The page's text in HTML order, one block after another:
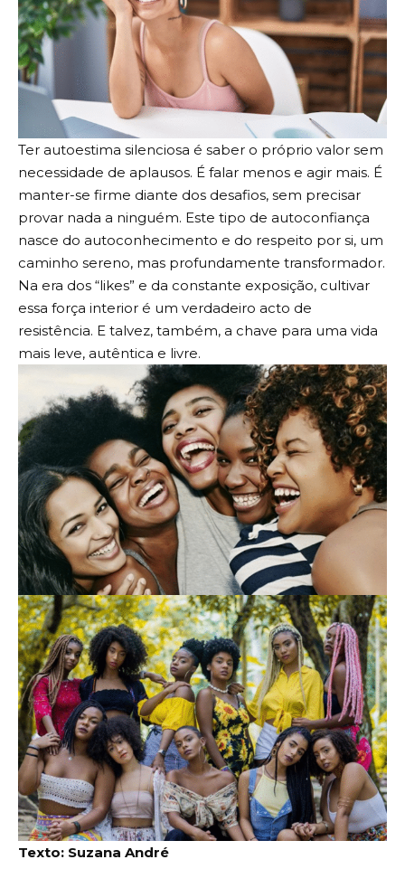
Ter autoestima silenciosa é saber o próprio valor sem
necessidade de aplausos. É falar menos e agir mais. É
manter-se firme diante dos desafios, sem precisar
provar nada a ninguém. Este tipo de autoconfiança
nasce do autoconhecimento e do respeito por si, um
caminho sereno, mas profundamente transformador.
Na era dos “likes” e da constante exposição, cultivar
essa força interior é um verdadeiro acto de
resistência. E talvez, também, a chave para uma vida
mais leve, autêntica e livre.
Texto: Suzana André